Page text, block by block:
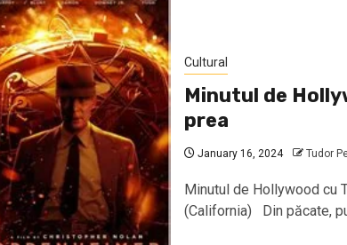
Cultural
Minutul de
prea
January 16, 2024 Tudor
Minutul de Hollywood cu
(California) Din păcate,